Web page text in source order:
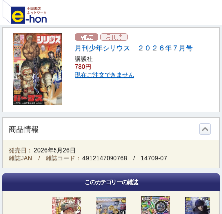
月刊少年シリウス ２０２６年７月号
講談社
780円
現在ご注文できません
商品情報
発売日： 2026年5月26日
雑誌JAN / 雑誌コード： 4912147090768 / 14709-07
このカテゴリーの雑誌